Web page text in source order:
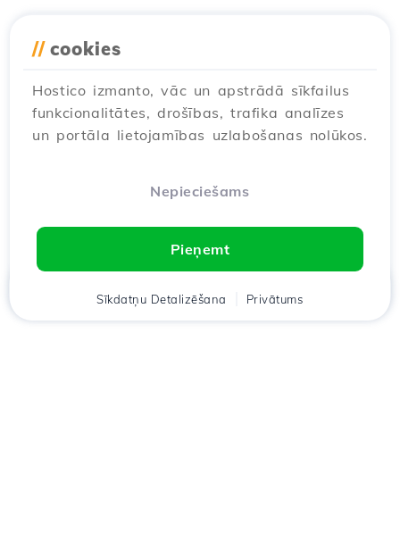
// cookies
Hostico izmanto, vāc un apstrādā sīkfailus
funkcionalitātes, drošības, trafika analīzes
un portāla lietojamības uzlabošanas nolūkos.
Nepieciešams
Pieņemt
Sīkdatņu Detalizēšana Privātums
Klients Groza Chat